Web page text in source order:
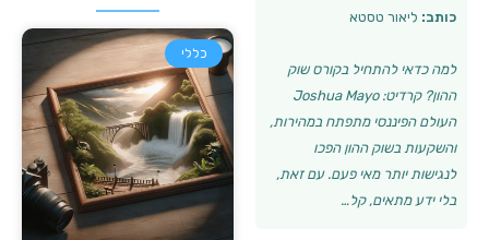
כותב: ליאור טסטא
למה כדאי להתחיל בקורס שוק
ההון? קרדיט: Joshua Mayo
העולם הפיננסי מתפתח במהירות,
והשקעות בשוק ההון הפכו
לנגישות יותר מאי פעם. עם זאת,
בלי ידע מתאים, קל…
כללי